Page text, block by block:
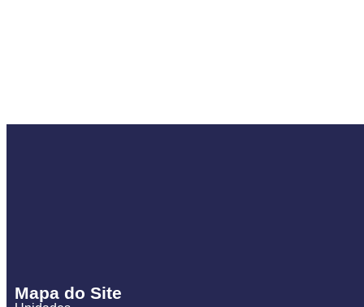
Mapa do Site